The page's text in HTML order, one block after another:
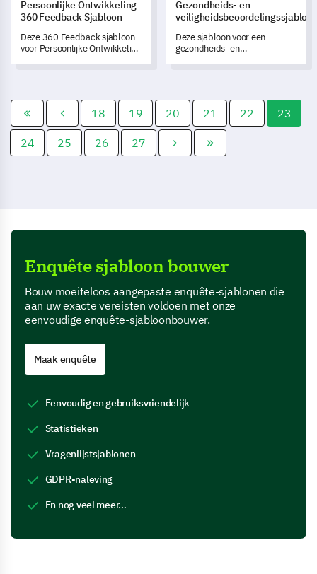
Persoonlijke Ontwikkeling
360 Feedback Sjabloon
Deze 360 Feedback sjabloon
voor Persoonlijke Ontwikkeling
groeipotentieel vrij te maken.
Gezondheids- en
Deze sjabloon voor een
gezondheids- en
uw organisatie nauwkeurig te
evalueren en te begrijpen.
18 19 20 21 22 23
24 25 26 27
Enquête sjabloon bouwer
Bouw moeiteloos aangepaste enquête-sjablonen die
aan uw exacte vereisten voldoen met onze
eenvoudige enquête-sjabloonbouwer.
Maak enquête
Eenvoudig en gebruiksvriendelijk
Statistieken
Vragenlijstsjablonen
GDPR-naleving
En nog veel meer…